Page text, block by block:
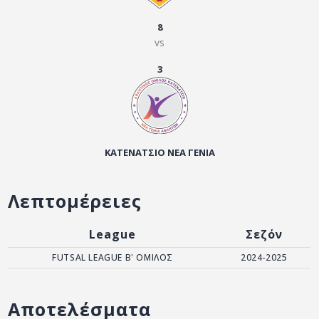
8
vs
3
ΚΑΤΕΝΑΤΣΙΟ ΝΕΑ ΓΕΝΙΑ
Λεπτομέρειες
League Σεζόν
FUTSAL LEAGUE B' ΟΜΙΛΟΣ 2024-2025
Αποτελέσματα